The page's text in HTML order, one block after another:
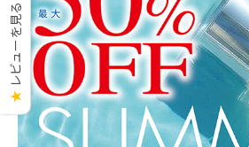
★
レビューを見る